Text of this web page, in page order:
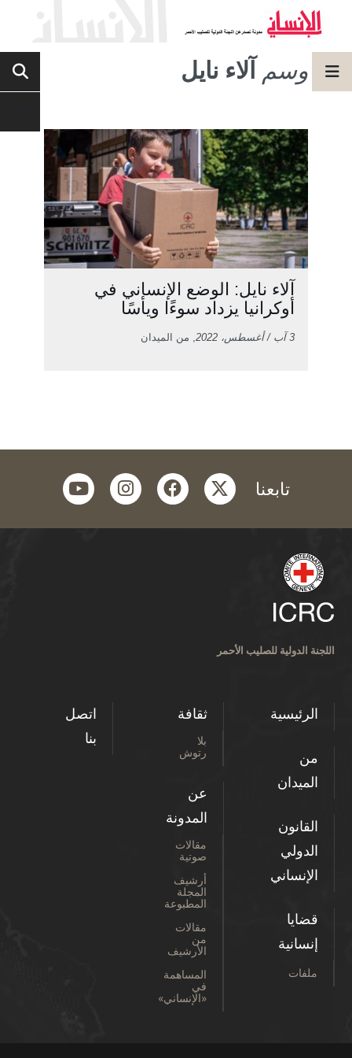
وسمآلاء نايل
آلاء نايل: الوضع الإنساني في
أوكرانيا يزداد سوءًا ويأسًا
3 آب / أغسطس، 2022 , من الميدان
تابعنا twitter
facebook
instagram
youtube
اللجنة الدولية للصليب الأحمر
الرئيسية
من
الميدان
القانون
الدولي
الإنساني
قضايا
إنسانية
ملفات
ثقافة
بلا
رتوش
عن
المدونة
مقالات
صوتية
أرشيف
المجلة
المطبوعة
مقالات
من
الأرشيف
المساهمة
في
«الإنساني»
اتصل
بنا